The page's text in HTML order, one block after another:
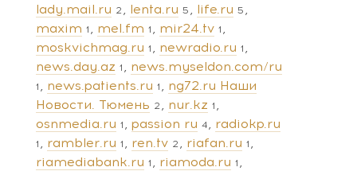
lady.mail.ru 2 lenta.ru 5 life.ru 5
maxim 1 mel.fm 1 mir24.tv 1
moskvichmag.ru 1 newradio.ru 1
news.day.az 1 news.myseldon.com/ru
1 news.patients.ru 1
ng72.ru Наши
Новости. Тюмень 2 nur.kz 1
osnmedia.ru 1 passion ru 4 radiokp.ru
1 rambler.ru 1 ren.tv 2 riafan.ru 1
riamediabank.ru 1 riamoda.ru 1